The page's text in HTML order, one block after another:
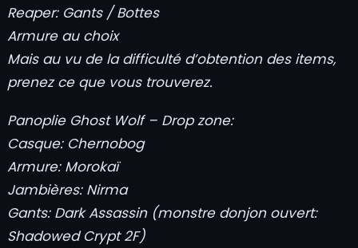
Reaper: Gants / Bottes
Armure au choix
Mais au vu de la difficulté d’obtention des items,
prenez ce que vous trouverez.
Panoplie Ghost Wolf – Drop zone:
Casque: Chernobog
Armure: Morokaï
Jambières: Nirma
Gants: Dark Assassin (monstre donjon ouvert:
Shadowed Crypt 2F)